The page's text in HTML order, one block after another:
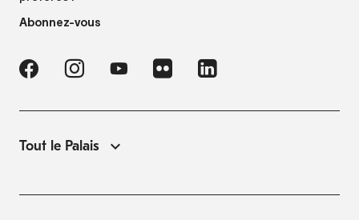
Abonnez-vous
Tout le Palais